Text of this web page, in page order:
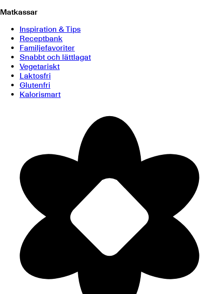
Matkassar
Inspiration & Tips
Receptbank
Familjefavoriter
Snabbt och lättlagat
Vegetariskt
Laktosfri
Glutenfri
Kalorismart